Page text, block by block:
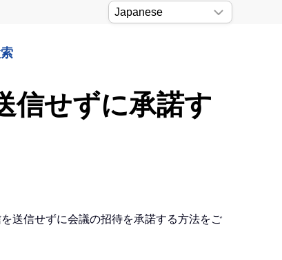
信せずに承諾す
送信せずに会議の招待を承諾する方法をご